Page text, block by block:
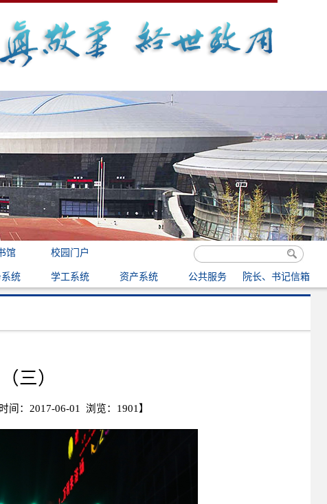
馆 校园门户
统 学工系统 资产系统 公共服务 院长、书记信箱
三）
间：2017-06-01 浏览： 1901 】